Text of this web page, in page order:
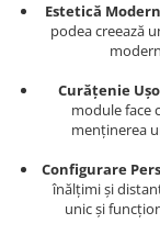
Estetică
podea creează
Curățenie
module face
menținerea
Configurare
înălțimi și
unic și